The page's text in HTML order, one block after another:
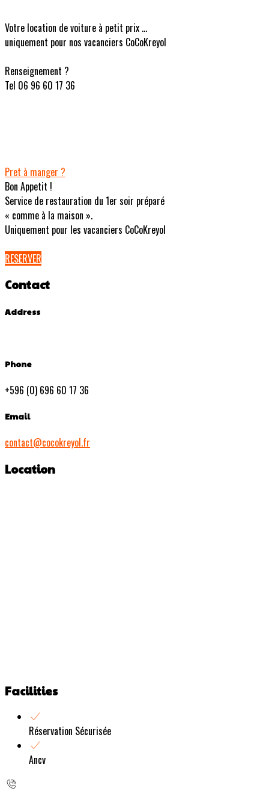
Votre location de voiture à petit prix ...
uniquement pour nos vacanciers CoCoKreyol
Renseignement ?
Tel 06 96 60 17 36
Pret à manger ?
Bon Appetit !
Service de restauration du 1er soir préparé
« comme à la maison ».
Uniquement pour les vacanciers CoCoKreyol
RESERVER
Contact
Address
Phone
+596 (0) 696 60 17 36
Email
contact@cocokreyol.fr
Location
Facilities
Réservation Sécurisée
Ancv